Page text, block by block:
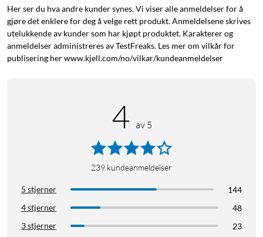
Her ser du hva andre kunder synes. Vi viser alle anmeldelser for å
gjøre det enklere for deg å velge rett produkt. Anmeldelsene skrives
utelukkende av kunder som har kjøpt produktet. Karakterer og
anmeldelser administreres av TestFreaks. Les mer om vilkår for
publisering her www.kjell.com/no/vilkar/kundeanmeldelser
4 av 5
239 kundeanmeldelser
5 stjerner
144
4 stjerner
48
3 stjerner
23